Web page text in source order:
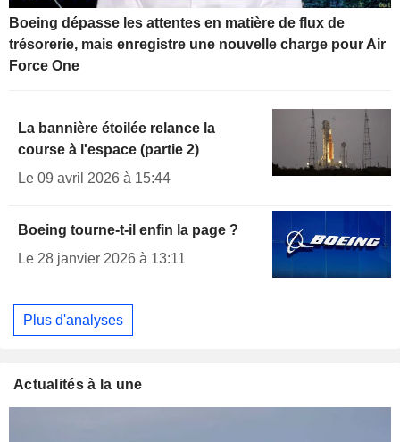
Boeing dépasse les attentes en matière de flux de
trésorerie, mais enregistre une nouvelle charge pour Air
Force One
La bannière étoilée relance la
course à l'espace (partie 2)
Le 09 avril 2026 à 15:44
Boeing tourne-t-il enfin la page ?
Le 28 janvier 2026 à 13:11
Plus d'analyses
Actualités à la une